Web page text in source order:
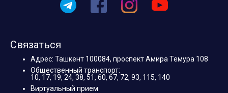
Связаться
Адрес: Ташкент 100084, проспект Амира Темура 108
Общественный транспорт:
10, 17, 19, 24, 38, 51, 60, 67, 72, 93, 115, 140
Виртуальный прием